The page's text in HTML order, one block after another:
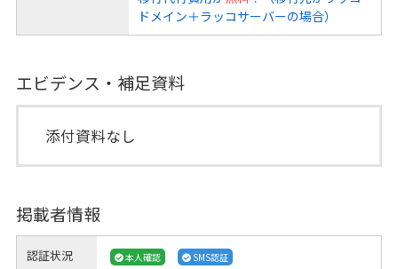
ドメイン＋ラッコサーバーの場合）
エビデンス・補足資料
添付資料なし
掲載者情報
認証状況 本人確認
SMS認証